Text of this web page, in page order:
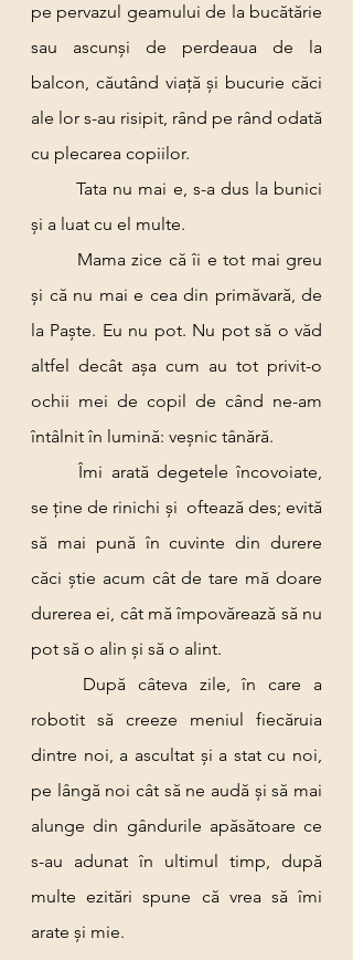
pe pervazul geamului de la bucătărie
sau ascunși de perdeaua de la
balcon, căutând viață și bucurie căci
ale lor s-au risipit, rând pe rând odată
cu plecarea copiilor.
	Tata nu mai e, s-a dus la bunici
și a luat cu el multe.
și că nu mai e cea din primăvară, de
la Paște. Eu nu pot. Nu pot să o văd
altfel decât așa cum au tot privit-o
ochii mei de copil de când ne-am
întâlnit în lumină: veșnic tânără.
	Îmi arată degetele încovoiate,
se ține de rinichi și  oftează des; evită
să mai pună în cuvinte din durere
căci știe acum cât de tare mă doare
durerea ei, cât mă împovărează să nu
pot să o alin și să o alint.
robotit să creeze meniul fiecăruia
dintre noi, a ascultat și a stat cu noi,
pe lângă noi cât să ne audă și să mai
alunge din gândurile apăsătoare ce
s-au adunat în ultimul timp, după
multe ezitări spune că vrea să îmi
arate și mie.